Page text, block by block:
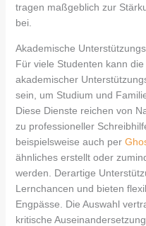
tragen maßgeblich zur
bei.
Akademische
Für viele Studenten kann
akademischer
sein, um Studium und
Diese Dienste reichen von
zu professioneller
beispielsweise auch per
ähnliches erstellt oder
werden. Derartige
Lernchancen und bieten
Engpässe. Die Auswahl
kritische